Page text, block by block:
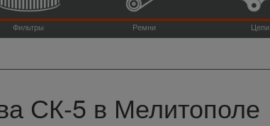
Фильтры Ремни Цепи
СК-5 в Мелитополе